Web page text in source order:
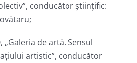
conducător ştiinţific:
„Galeria de artă. Sensul
artistic”, conducător